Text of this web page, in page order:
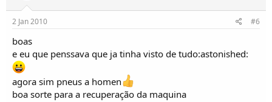
2 Jan 2010 #6
boas
e eu que penssava que ja tinha visto de tudo:astonished:
agora sim pneus a homen
boa sorte para a recuperação da maquina